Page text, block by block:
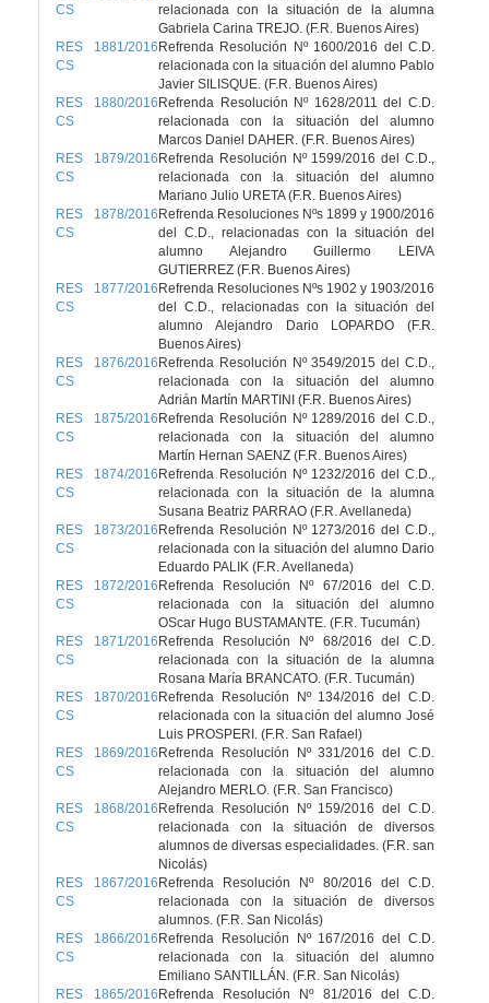
CS
relacionada con la situación de la alumna
Gabriela Carina TREJO. (F.R. Buenos Aires)
RES 1881/2016
CS
Refrenda Resolución Nº 1600/2016 del C.D.
relacionada con la situación del alumno Pablo
Javier SILISQUE. (F.R. Buenos Aires)
RES 1880/2016
CS
Refrenda Resolución Nº 1628/2011 del C.D.
relacionada con la situación del alumno
Marcos Daniel DAHER. (F.R. Buenos Aires)
RES 1879/2016
CS
Refrenda Resolución Nº 1599/2016 del C.D.,
relacionada con la situación del alumno
Mariano Julio URETA (F.R. Buenos Aires)
RES 1878/2016
CS
Refrenda Resoluciones Nºs 1899 y 1900/2016
del C.D., relacionadas con la situación del
alumno Alejandro Guillermo LEIVA
GUTIERREZ (F.R. Buenos Aires)
RES 1877/2016
CS
Refrenda Resoluciones Nºs 1902 y 1903/2016
del C.D., relacionadas con la situación del
alumno Alejandro Dario LOPARDO (F.R.
Buenos Aires)
RES 1876/2016
CS
Refrenda Resolución Nº 3549/2015 del C.D.,
relacionada con la situación del alumno
Adrián Martín MARTINI (F.R. Buenos Aires)
RES 1875/2016
CS
Refrenda Resolución Nº 1289/2016 del C.D.,
relacionada con la situación del alumno
Martín Hernan SAENZ (F.R. Buenos Aires)
RES 1874/2016
CS
Refrenda Resolución Nº 1232/2016 del C.D.,
relacionada con la situación de la alumna
Susana Beatriz PARRAO (F.R. Avellaneda)
RES 1873/2016
CS
Refrenda Resolución Nº 1273/2016 del C.D.,
relacionada con la situación del alumno Dario
Eduardo PALIK (F.R. Avellaneda)
RES 1872/2016
CS
Refrenda Resolución Nº 67/2016 del C.D.
relacionada con la situación del alumno
OScar Hugo BUSTAMANTE. (F.R. Tucumán)
RES 1871/2016
CS
Refrenda Resolución Nº 68/2016 del C.D.
relacionada con la situación de la alumna
Rosana María BRANCATO. (F.R. Tucumán)
RES 1870/2016
CS
Refrenda Resolución Nº 134/2016 del C.D.
relacionada con la situación del alumno José
Luis PROSPERI. (F.R. San Rafael)
RES 1869/2016
CS
Refrenda Resolución Nº 331/2016 del C.D.
relacionada con la situación del alumno
Alejandro MERLO. (F.R. San Francisco)
RES 1868/2016
CS
Refrenda Resolución Nº 159/2016 del C.D.
relacionada con la situación de diversos
alumnos de diversas especialidades. (F.R. san
Nicolás)
RES 1867/2016
CS
Refrenda Resolución Nº 80/2016 del C.D.
relacionada con la situación de diversos
alumnos. (F.R. San Nicolás)
RES 1866/2016
CS
Refrenda Resolución Nº 167/2016 del C.D.
relacionada con la situación del alumno
Emiliano SANTILLÁN. (F.R. San Nicolás)
RES 1865/2016 Refrenda Resolución Nº 81/2016 del C.D.